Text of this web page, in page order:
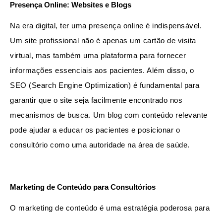
Presença Online: Websites e Blogs
Na era digital, ter uma presença online é indispensável.
Um site profissional não é apenas um cartão de visita
virtual, mas também uma plataforma para fornecer
informações essenciais aos pacientes. Além disso, o
SEO (Search Engine Optimization) é fundamental para
garantir que o site seja facilmente encontrado nos
mecanismos de busca. Um blog com conteúdo relevante
pode ajudar a educar os pacientes e posicionar o
consultório como uma autoridade na área de saúde.
Marketing de Conteúdo para Consultórios
O marketing de conteúdo é uma estratégia poderosa para